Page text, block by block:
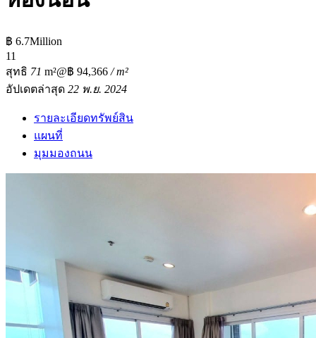
฿ 6.7Million
11
สุทธิ 71 m²@฿ 94,366 / m²
อัปเดตล่าสุด 22 พ.ย. 2024
รายละเอียดทรัพย์สิน
แผนที่
มุมมองถนน